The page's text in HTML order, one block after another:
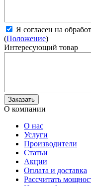
Я согласен на
(Положение)
Интересующий товар
О компании
О нас
Услуги
Производители
Статьи
Акции
Оплата и доставка
Рассчитать